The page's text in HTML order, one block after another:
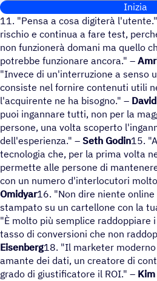
Inizia
11. "Pensa a cosa digiterà
rischio e continua a fare test,
non funzionerà domani ma quello
potrebbe funzionare ancora." –
"Invece di un'interruzione a senso
consiste nel fornire contenuti utili
l'acquirente ne ha bisogno." –
puoi ingannare tutti, non per la
persone, una volta scoperto
dell'esperienza." – Seth Godin15.
tecnologia che, per la prima volta
permette alle persone di
con un numero d'interlocutori
Omidyar16. "Non dire niente
stampato su un cartellone con la
"È molto più semplice raddoppiare
tasso di conversioni che non
Eisenberg18. "Il marketer
amante dei dati, un creatore di
grado di giustificatore il ROI." –